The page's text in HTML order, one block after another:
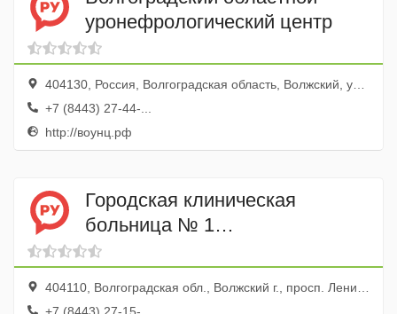
уронефрологический центр
404130, Россия, Волгоградская область, Волжский, улица имени Генерала Карбышева, 86
+7 (8443) 27-44-...
http://воунц.рф
Городская клиническая
больница № 1
Неврологическое отделение
№ 1
404110, Волгоградская обл., Волжский г., просп. Ленина, 137